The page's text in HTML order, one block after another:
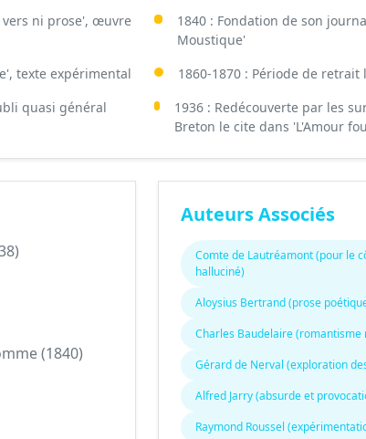
vers ni prose', œuvre
1840 : Fondation de son
Moustique'
texte expérimental
1860-1870 : Période de
quasi général
1936 : Redécouverte par les
Breton le cite dans 'L'Amour
(1840)
Auteurs Associés
Comte de Lautréamont (pour le
halluciné)
Aloysius Bertrand (prose
Charles Baudelaire (romantisme
Gérard de Nerval (exploration
Alfred Jarry (absurde et
Raymond Roussel